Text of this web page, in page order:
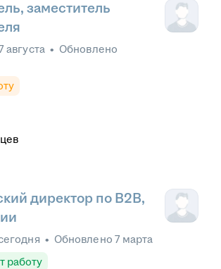
заместитель
августа • Обновлено
директор по B2B,
• Обновлено 7 марта
работу